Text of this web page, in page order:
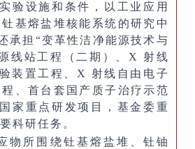
验设施和条件，以工业应用
基熔盐堆核能系统的研究中
承担“变革性洁净能源技术与
线站工程（二期）、X 射线
装置工程、X 射线自由电子
、首台套国产质子治疗示范
家重点研发项目，基金委重
科研任务。
物所围绕钍基熔盐堆、钍铀